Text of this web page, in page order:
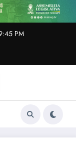
PM